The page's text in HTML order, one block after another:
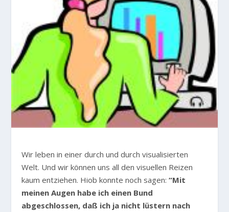
Wir leben in einer durch und durch visualisierten
Welt. Und wir können uns all den visuellen Reizen
kaum entziehen. Hiob konnte noch sagen:“Mit
meinen Augen habe ich einen Bund
abgeschlossen, daß ich ja nicht lüstern nach